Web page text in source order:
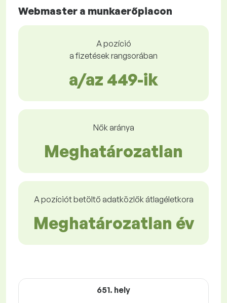
Webmaster a munkaerőpiacon
A pozíció
a fizetések rangsorában
a/az 449-ik
Nők aránya
Meghatározatlan
A pozíciót betöltő adatközlők átlagéletkora
Meghatározatlan év
651. hely